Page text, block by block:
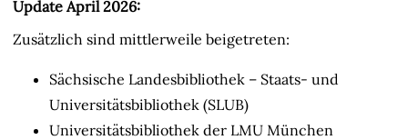
Update April 2026:
Zusätzlich sind mittlerweile beigetreten:
Sächsische Landesbibliothek – Staats- und
Universitätsbibliothek (SLUB)
Universitätsbibliothek der LMU München